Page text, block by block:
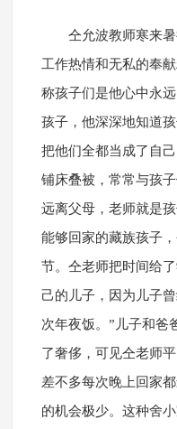
仝允波教师寒来
工作热情和无私的奉
称孩子们是他心中永
孩子，他深深地知道
把他们全都当成了自
铺床叠被，常常与孩
远离父母，老师就是
能够回家的藏族孩子
节。仝老师把时间给
己的儿子，因为儿子
次年夜饭。”儿子和爸
了奢侈，可见仝老师
差不多每次晚上回家
的机会极少。这种舍